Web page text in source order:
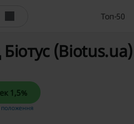
Топ-50
Отримати кешбек 1,5%